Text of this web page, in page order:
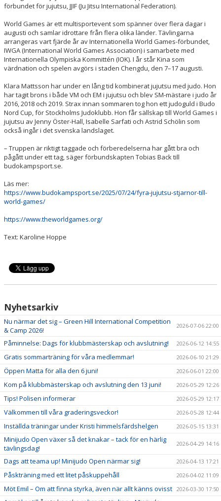
SHOP
INTERNATIONAL (EN)
förbundet för jujutsu, JJIF (Ju Jitsu International Federation).
World Games är ett multisportevent som spänner över flera dagar i
augusti och samlar idrottare från flera olika länder. Tävlingarna
arrangeras vart fjärde år av Internationella World Games-förbundet,
IWGA (International World Games Association) i samarbete med
Internationella Olympiska Kommittén (IOK). I år står Kina som
värdnation och spelen avgörs i staden Chengdu, den 7–17 augusti.
Klara Mattsson har under en lång tid kombinerat jujutsu med judo. Hon
har tagit brons i både VM och EM i jujutsu och blev SM-mästare i judo år
2016, 2018 och 2019. Strax innan sommaren tog hon ett judoguld i Budo
Nord Cup, för Stockholms Judoklubb. Hon får sällskap till World Games i
jujutsu av Jenny Öster-Hall, Isabelle Sarfati och Astrid Schölin som
också ingår i det svenska landslaget.
– Truppen är riktigt taggade och förberedelserna har gått bra och
pågått under ett tag, säger förbundskapten Tobias Back till
budokampsport.se.
Läs mer:
https://www.budokampsport.se/2025/07/24/fyra-jujutsu-stjarnor-till-
world-games/
https://www.theworldgames.org/
Text: Karoline Hoppe
Nyhetsarkiv
Nu närmar det sig – Green Hill International Competition
& Camp 2026!
2026-07-06 22:00
Påminnelse: Dags för klubbmästerskap och avslutning! 2026-06-12 14:55
Gratis sommarträning för våra medlemmar! 2026-06-10 21:29
Öppen Matta för alla den 6 juni! 2026-06-01 22:00
Kom på klubbmästerskap och avslutning den 13 juni! 2026-05-29 12:26
Tips! Polisen informerar 2026-05-29 12:17
Välkommen till våra graderingsveckor! 2026-05-28 12:44
Inställda träningar under Kristi himmelsfärdshelgen 2026-05-15 13:31
Minijudo Open växer så det knakar – tack för en härlig
tävlingsdag!
2026-04-29 14:16
Dags att teama up! Minijudo Open närmar sig! 2026-04-13 17:21
Påskträning med ett litet påskuppehåll 2026-04-02 11:09
Möt Emil – Om att finna styrka, även när allt känns ovisst 2026-03-30 17:50